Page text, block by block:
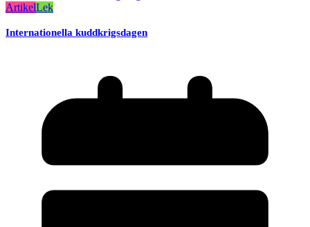
ArtikelLek
Internationella kuddkrigsdagen